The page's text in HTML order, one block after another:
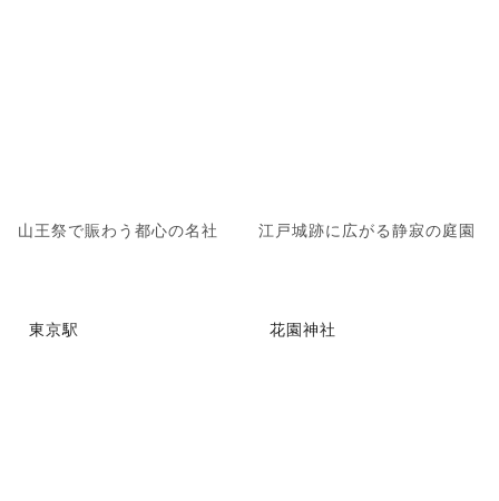
山王祭で賑わう都心の名社 江戸城跡に広がる静寂の庭園
東京駅 花園神社